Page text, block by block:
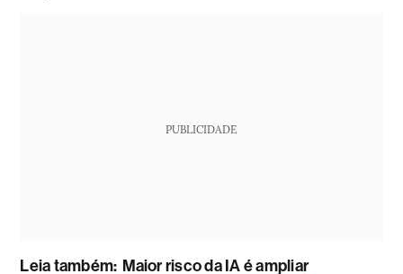
PUBLICIDADE
Leia também: Maior risco da IA é ampliar